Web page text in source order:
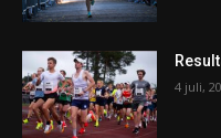
4 juli,